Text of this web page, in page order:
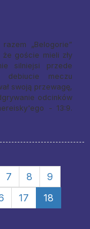
„Belogorie”
goście mieli zły
silniejsi przede
debiucie meczu
swoją przewagę,
odcinków
- 13:9.
7 8
9
17
18